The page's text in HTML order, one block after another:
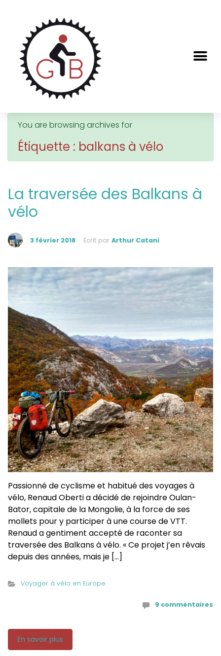
You are browsing archives for
Étiquette : balkans à vélo
La traversée des Balkans à
vélo
3 février 2018 Ecrit par Arthur Catani
Passionné de cyclisme et habitué des voyages à
vélo, Renaud Oberti a décidé de rejoindre Oulan-
Bator, capitale de la Mongolie, à la force de ses
mollets pour y participer à une course de VTT.
Renaud a gentiment accepté de raconter sa
traversée des Balkans à vélo. « Ce projet j’en rêvais
depuis des années, mais je […]
Voyager à vélo en Europe
9 commentaires
En savoir plus